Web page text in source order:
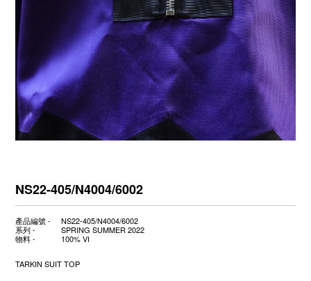
NS22-405/N4004/6002
產品編號 -
NS22-405/N4004/6002
系列 -
SPRING SUMMER 2022
物料 -
100% VI
TARKIN SUIT TOP